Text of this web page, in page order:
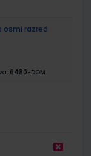
osmi razred
6480-DOM